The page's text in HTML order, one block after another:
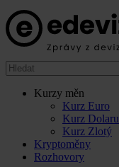
Kurzy měn
Kurz Euro
Kurz Dolaru
Kurz Zlotý
Kryptoměny
Rozhovory